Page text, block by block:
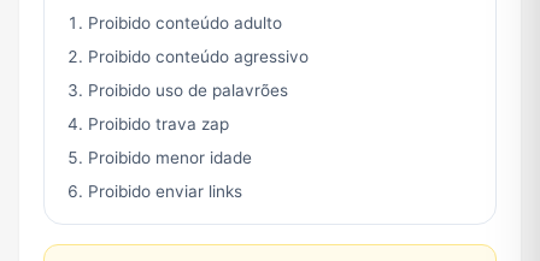
Proibido conteúdo adulto
Proibido conteúdo agressivo
Proibido uso de palavrões
Proibido trava zap
Proibido menor idade
Proibido enviar links